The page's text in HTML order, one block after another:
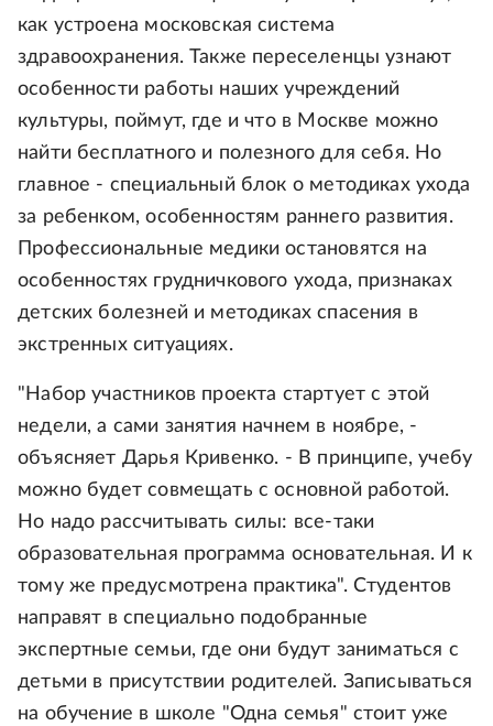
как устроена московская система
здравоохранения. Также переселенцы узнают
особенности работы наших учреждений
культуры, поймут, где и что в Москве можно
найти бесплатного и полезного для себя. Но
главное - специальный блок о методиках ухода
за ребенком, особенностям раннего развития.
Профессиональные медики остановятся на
особенностях грудничкового ухода, признаках
детских болезней и методиках спасения в
экстренных ситуациях.
"Набор участников проекта стартует с этой
недели, а сами занятия начнем в ноябре, -
объясняет Дарья Кривенко. - В принципе, учебу
можно будет совмещать с основной работой.
Но надо рассчитывать силы: все-таки
образовательная программа основательная. И к
тому же предусмотрена практика". Студентов
направят в специально подобранные
экспертные семьи, где они будут заниматься с
детьми в присутствии родителей. Записываться
на обучение в школе "Одна семья" стоит уже